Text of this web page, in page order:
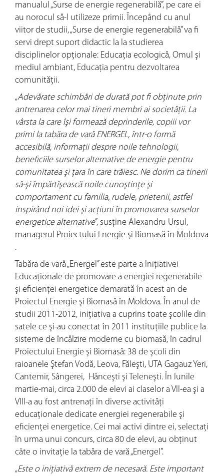
manualul „Surse de energie regenerabilă”, pe care ei
au norocul să-l utilizeze primii. Începând cu anul
viitor de studii, „Surse de energie regenerabilă” va fi
servi drept suport didactic la la studierea
disciplinelor opţionale: Educaţia ecologică, Omul şi
mediul ambiant, Educaţia pentru dezvoltarea
comunităţii.
„Adevărate schimbări de durată pot fi obţinute prin
antrenarea celor mai tineri membri ai societăţii. La
vârsta la care îşi formează deprinderile, copiii vor
primi la tabăra de vară ENERGEL, într-o formă
accesibilă, informaţii despre noile tehnologii,
beneficiile surselor alternative de energie pentru
comunitatea şi ţara în care trăiesc. Ne dorim ca tinerii
să-şi împărtîşească noile cunoştinţe şi
comportament cu familia, rudele, prietenii, astfel
inspirând noi idei şi acţiuni în promovarea surselor
energetice alternative”, susţine Alexandru Ursul,
managerul Proiectului Energie şi Biomasă în Moldova
.
Tabăra de vară „Energel” este parte a Iniţiativei
Educaţionale de promovare a energiei regenerabile
şi eficienţei energetice demarată în acest an de
Proiectul Energie şi Biomasă în Moldova. În anul de
studii 2011-2012, iniţiativa a cuprins toate şcolile din
satele ce şi-au conectat în 2011 instituţiile publice la
sisteme de încălzire moderne cu biomasă, în cadrul
Proiectului Energie şi Biomasă: 38 de şcoli din
raioanele Ştefan Vodă, Leova, Făleşti, UTA Gagauz Yeri,
Cantemir, Sângerei, Hânceşti şi Teleneşti. În lunile
martie-mai, circa 2.000 de elevi ai claselor a VII-ea şi a
VIII-a au fost antrenaţi în diverse activităţi
educaţionale dedicate energiei regenerabile şi
eficienţei energetice. Cei mai activi dintre ei, selectaţi
în urma unui concurs, circa 80 de elevi, au obţinut
câte o invitaţie la tabăra de vară „Energel”.
„Este o iniţiativă extrem de necesară. Este important